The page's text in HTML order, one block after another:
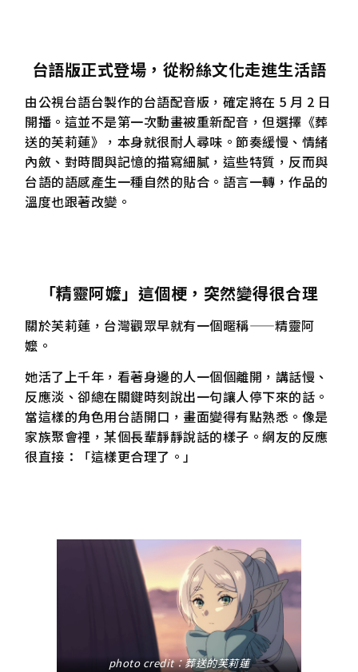
台語版正式登場，從粉絲文化走進生活語
由公視台語台製作的台語配音版，確定將在 5 月 2 日
開播。這並不是第一次動畫被重新配音，但選擇《葬
送的芙莉蓮》，本身就很耐人尋味。節奏緩慢、情緒
內斂、對時間與記憶的描寫細膩，這些特質，反而與
台語的語感產生一種自然的貼合。語言一轉，作品的
溫度也跟著改變。
「精靈阿嬤」這個梗，突然變得很合理
關於芙莉蓮，台灣觀眾早就有一個暱稱——精靈阿
嬤。
她活了上千年，看著身邊的人一個個離開，講話慢、
反應淡、卻總在關鍵時刻說出一句讓人停下來的話。
當這樣的角色用台語開口，畫面變得有點熟悉。像是
家族聚會裡，某個長輩靜靜說話的樣子。網友的反應
很直接：「這樣更合理了。」
photo credit：葬送的芙莉蓮